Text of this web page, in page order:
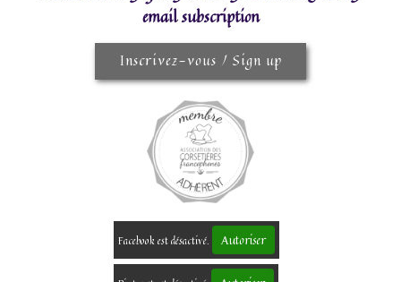
email subscription
Inscrivez-vous / Sign up
Facebook est désactivé. Autoriser